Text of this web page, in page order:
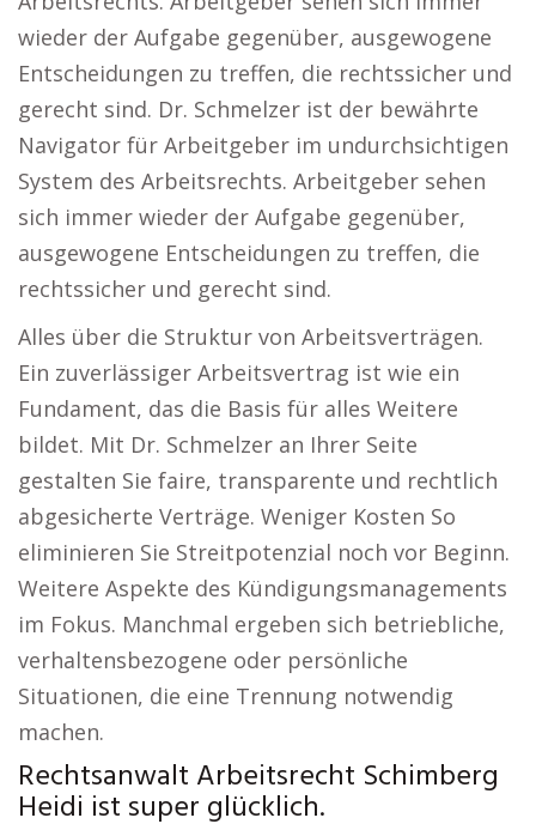
wieder der Aufgabe gegenüber, ausgewogene
Entscheidungen zu treffen, die rechtssicher und
gerecht sind. Dr. Schmelzer ist der bewährte
Navigator für Arbeitgeber im undurchsichtigen
System des Arbeitsrechts. Arbeitgeber sehen
sich immer wieder der Aufgabe gegenüber,
ausgewogene Entscheidungen zu treffen, die
rechtssicher und gerecht sind.
Alles über die Struktur von Arbeitsverträgen.
Ein zuverlässiger Arbeitsvertrag ist wie ein
Fundament, das die Basis für alles Weitere
bildet. Mit Dr. Schmelzer an Ihrer Seite
gestalten Sie faire, transparente und rechtlich
abgesicherte Verträge. Weniger Kosten So
eliminieren Sie Streitpotenzial noch vor Beginn.
Weitere Aspekte des Kündigungsmanagements
im Fokus. Manchmal ergeben sich betriebliche,
verhaltensbezogene oder persönliche
Situationen, die eine Trennung notwendig
machen.
Rechtsanwalt Arbeitsrecht Schimberg
Heidi ist super glücklich.